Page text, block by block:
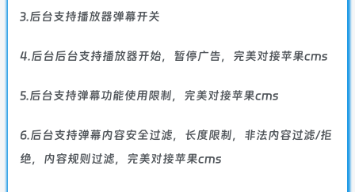
3.后台支持播放器弹幕开关
4.后台后台支持播放器开始，暂停广告，完美对接苹果cms
5.后台支持弹幕功能使用限制，完美对接苹果cms
6.后台支持弹幕内容安全过滤，长度限制，非法内容过滤/拒
绝，内容规则过滤，完美对接苹果cms